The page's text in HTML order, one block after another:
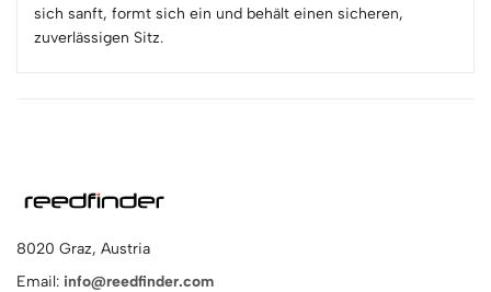
sich sanft, formt sich ein und behält einen sicheren,
zuverlässigen Sitz.
8020 Graz, Austria
Email: info@reedfinder.com